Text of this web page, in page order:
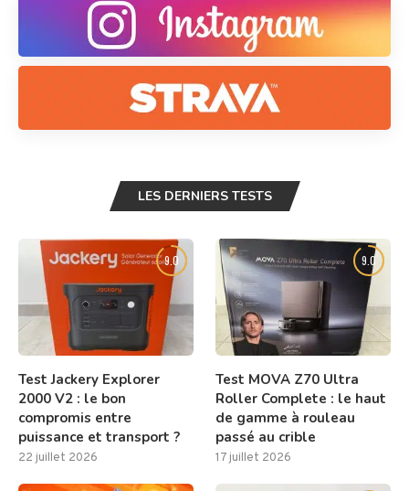
LES DERNIERS TESTS
9.0
Test Jackery Explorer
2000 V2 : le bon
compromis entre
puissance et transport ?
22 juillet 2026
9.0
Test MOVA Z70 Ultra
Roller Complete : le haut
de gamme à rouleau
passé au crible
17 juillet 2026